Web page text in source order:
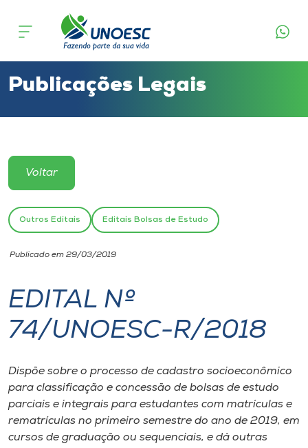
Cursos
Atendimento ao Estudante
Portal de Ensino
Unoesc
Internacionalização
I.nova
Diplomados
Cultura
Publicações Legais
Voltar
Outros Editais Editais Bolsas de Estudo
Publicado em 29/03/2019
EDITAL Nº
74/UNOESC-R/2018
Dispõe sobre o processo de cadastro socioeconômico
para classificação e concessão de bolsas de estudo
parciais e integrais para estudantes com matrículas e
rematrículas no primeiro semestre do ano de 2019, em
cursos de graduação ou sequenciais, e dá outras